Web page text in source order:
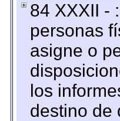
84 XXXII -
personas
asigne o
los
destino de